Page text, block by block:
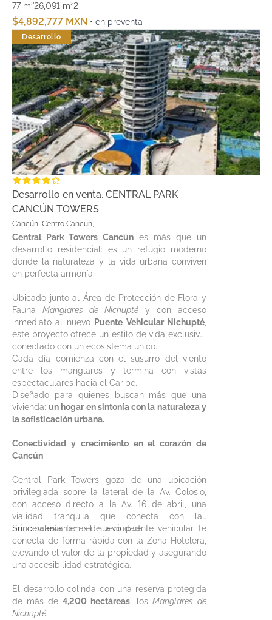
77 m²26,091 m²2
$4,892,777 MXN • en preventa
Desarrollo
Desarrollo en venta, CENTRAL PARK
CANCÚN TOWERS
Cancún, Centro Cancun,
Central Park Towers Cancún es más que un
desarrollo residencial: es un refugio moderno
donde la naturaleza y la vida urbana conviven
en perfecta armonía.
Ubicado junto al Área de Protección de Flora y
Fauna Manglares de Nichupté y con acceso
inmediato al nuevo Puente Vehicular Nichupté
este proyecto ofrece un estilo de vida exclusivo,
conectado con un ecosistema único.
Cada día comienza con el susurro del viento
entre los manglares y termina con vistas
espectaculares hacia el Caribe.
Diseñado para quienes buscan más que una
vivienda: un hogar en sintonía con la naturaleza y
la sofisticación urbana.
Conectividad y crecimiento en el corazón de
Cancún
Central Park Towers goza de una ubicación
privilegiada sobre la lateral de la Av. Colosio,
con acceso directo a la Av. 16 de abril, una
vialidad tranquila que conecta con las
principales arterias de la ciudad.
Su cercanía con el nuevo puente vehicular te
conecta de forma rápida con la Zona Hotelera,
elevando el valor de la propiedad y asegurando
una accesibilidad estratégica.
El desarrollo colinda con una reserva protegida
de más de 4,200 hectáreas: los Manglares de
Nichupté.